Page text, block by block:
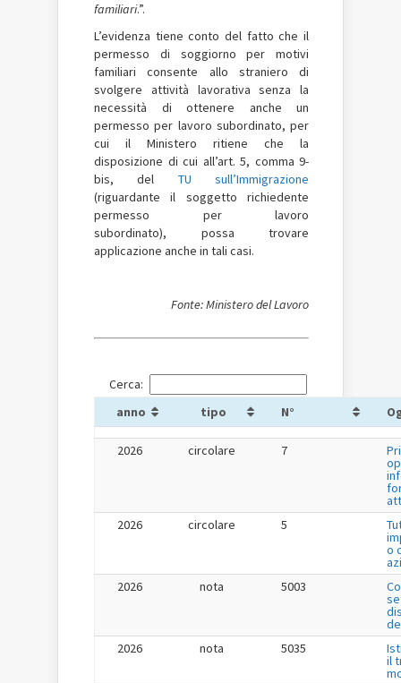
familiari.”.
L’evidenza tiene conto del fatto che il
permesso di soggiorno per motivi
familiari consente allo straniero di
svolgere attività lavorativa senza la
necessità di ottenere anche un
permesso per lavoro subordinato, per
cui il Ministero ritiene che la
disposizione di cui all’art. 5, comma 9-
bis, del TU sull’Immigrazione
(riguardante il soggetto richiedente
permesso per lavoro
subordinato), possa trovare
applicazione anche in tali casi.
Fonte: Ministero del Lavoro
Cerca:
anno
tipo N°
2026 circolare 7
2026
circolare 5
o
2026
nota 5003
2026
nota 5035
il